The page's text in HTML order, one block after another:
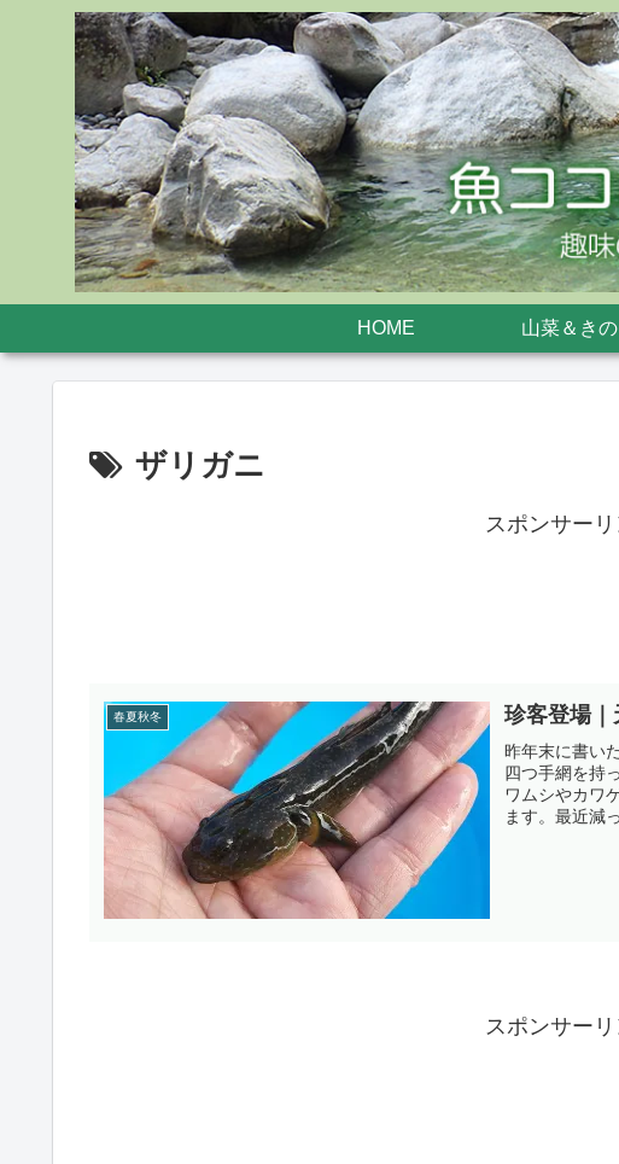
HOME 山菜＆き
ザリガニ
スポンサーリ
春夏秋冬 珍客登場｜
昨年末に書い
四つ手網を持
ワムシやカワ
ます。最近減
スポンサーリ